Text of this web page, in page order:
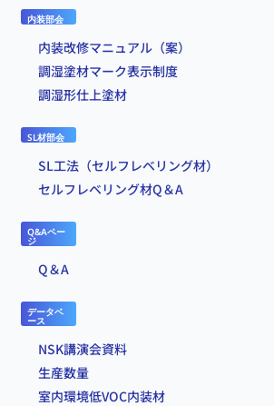
内装部会
内装改修マニュアル（案）
調湿塗材マーク表示制度
調湿形仕上塗材
SL材部会
SL工法（セルフレベリング材）
セルフレベリング材Q＆A
Q&Aペー
ジ
Q＆A
データベ
ース
NSK講演会資料
生産数量
室内環境低VOC内装材